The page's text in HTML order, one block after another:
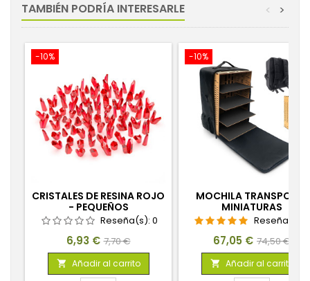
TAMBIÉN PODRÍA INTERESARLE >
<
-10%
CRISTALES DE RESINA ROJO
- PEQUEÑOS
Reseña(s): 0
Precio
6,93 € Precio
base
7,70 €
 Añadir al carrito
-10%
MOCHILA TRANSPORTE
MINIATURAS
Reseña(s):
Precio
67,05 € Precio
base
74,50 €
 Añadir al carrito